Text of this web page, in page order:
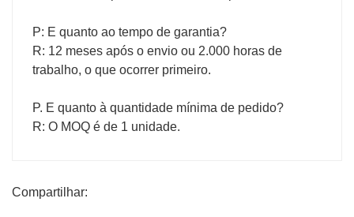
P: E quanto ao tempo de garantia?
R: 12 meses após o envio ou 2.000 horas de
trabalho, o que ocorrer primeiro.
P. E quanto à quantidade mínima de pedido?
R: O MOQ é de 1 unidade.
Compartilhar: